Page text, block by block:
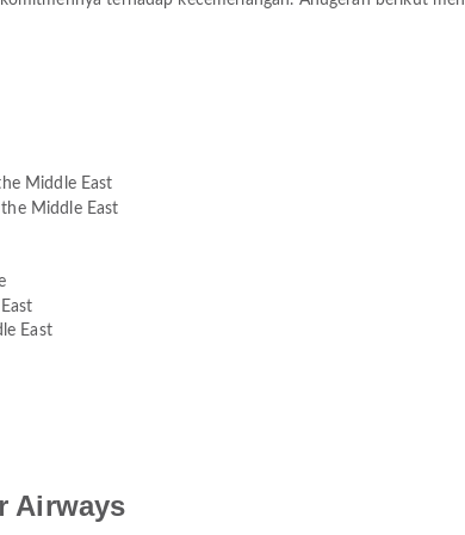
Middle East
Middle East
East
Airways